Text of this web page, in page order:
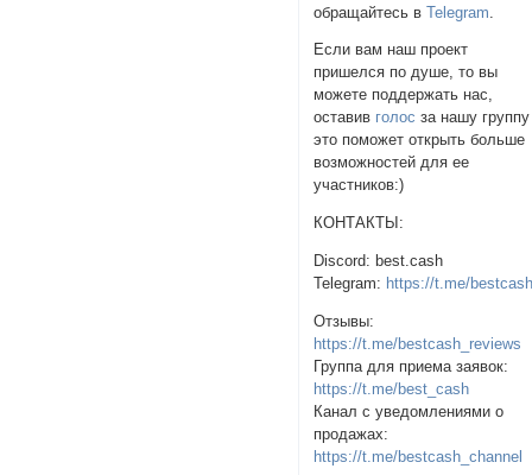
обращайтесь вTelegram
Если вам наш проект
пришелся по душе, то вы
можете поддержать нас,
оставив голос за нашу
это поможет открыть больше
возможностей для ее
участников:)
КОНТАКТЫ:
Discord: best.cash
Telegram: https://t.me/
Отзывы:
https://t.me/bestcash_reviews
Группа для приема заявок:
https://t.me/best_cash
Канал с уведомлениями о
продажах:
https://t.me/bestcash_channel